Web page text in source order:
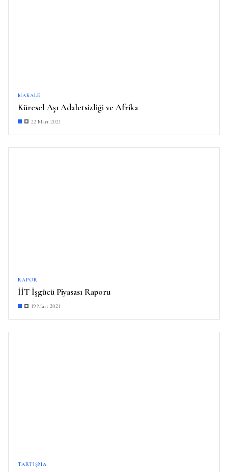
MAKALE
Küresel Aşı Adaletsizliği ve Afrika
22 Mart 2021
RAPOR
İİT İşgücü Piyasası Raporu
19 Mart 2021
TARTIŞMA